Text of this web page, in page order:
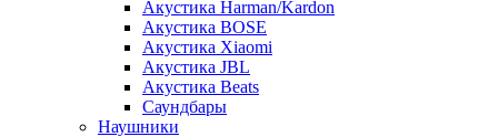
Акустика Harman/Kardon
Акустика BOSE
Акустика Xiaomi
Акустика JBL
Акустика Beats
Саундбары
Наушники